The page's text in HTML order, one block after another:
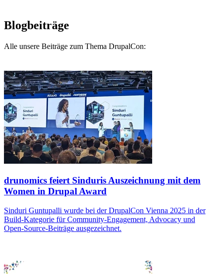
Blogbeiträge
Alle unsere Beiträge zum Thema DrupalCon:
drunomics feiert Sinduris Auszeichnung mit dem
Women in Drupal Award
Sinduri Guntupalli wurde bei der DrupalCon Vienna 2025 in der
Build-Kategorie für Community-Engagement, Advocacy und
Open-Source-Beiträge ausgezeichnet.